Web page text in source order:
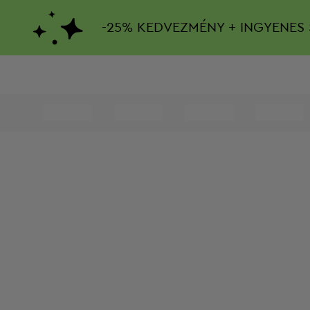
-25% KEDVEZMÉNY + INGYENES